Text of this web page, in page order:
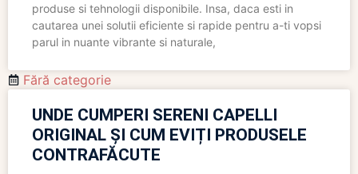
produse si tehnologii disponibile. Insa, daca esti in
cautarea unei solutii eficiente si rapide pentru a-ti vopsi
parul in nuante vibrante si naturale,
Fără categorie
UNDE CUMPERI SERENI CAPELLI
ORIGINAL ȘI CUM EVIȚI PRODUSELE
CONTRAFĂCUTE